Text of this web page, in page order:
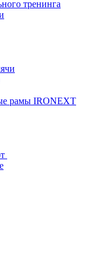
тренинга
рамы IRONEXT